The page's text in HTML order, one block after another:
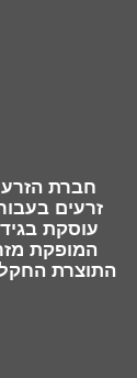
חברת
זרעים
עוסקת
המופקת
התוצרת